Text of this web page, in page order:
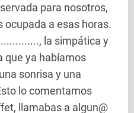
para nosotros,
a esas horas.
la simpática y
que ya habíamos
sonrisa y una
lo comentamos
llamabas a algun@